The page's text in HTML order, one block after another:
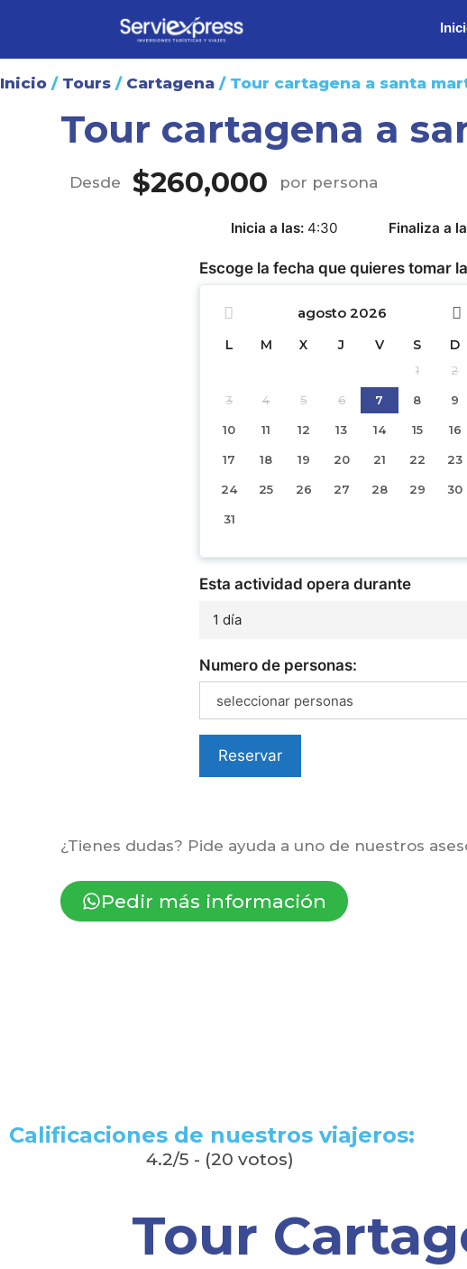
Inicio / Tours / Cartagena / Tour cartagena a santa
Tour cartagena a
Desde $260,000 por persona
Inicia a las 4:30 Finaliza a
Escoge la fecha que quieres tomar
agosto 2026
L M X J V S D
1 2
3 4 5 6 7 8 9
10 11 12 13 14 15 16
17 18 19 20 21 22 23
24 25 26 27 28 29 30
31
Esta actividad opera durante
1 día
Numero de personas:
seleccionar personas
Reservar
¿Tienes dudas? Pide ayuda a uno de nuestros
Pedir más información
Calificaciones de nuestros viajeros:
4.2/5 - (20 votos)
Tour